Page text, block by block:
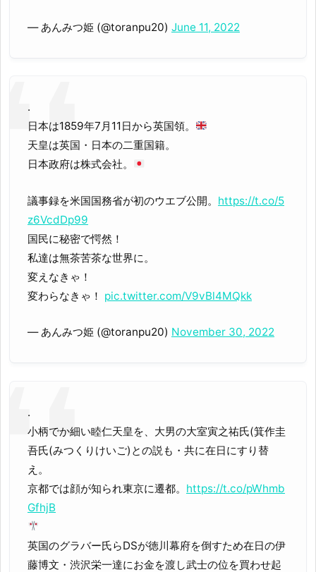
— あんみつ姫 (@toranpu20) June 11, 2022
.
日本は1859年7月11日から英国領。
天皇は英国・日本の二重国籍。
日本政府は株式会社。
議事録を米国国務省が初のウエブ公開。 https://t.co/5
z6VcdDp99
国民に秘密で愕然！
私達は無茶苦茶な世界に。
変えなきゃ！
変わらなきゃ！ pic.twitter.com/V9vBl4MQkk
— あんみつ姫 (@toranpu20) November 30, 2022
.
小柄でか細い睦仁天皇を、大男の大室寅之祐氏(箕作圭
吾氏(みつくりけいご)との説も・共に在日にすり替
え。
京都では顔が知られ東京に遷都。 https://t.co/pWhmb
GfhjB
英国のグラバー氏らDSが徳川幕府を倒すため在日の伊
藤博文・渋沢栄一達にお金を渡し武士の位を買わせ起